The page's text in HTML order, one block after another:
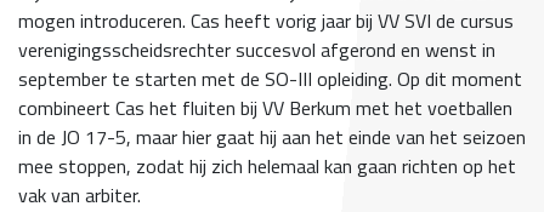
mogen introduceren. Cas heeft vorig jaar bij VV SVI de cursus
verenigingsscheidsrechter succesvol afgerond en wenst in
september te starten met de SO-III opleiding. Op dit moment
combineert Cas het fluiten bij VV Berkum met het voetballen
in de JO 17-5, maar hier gaat hij aan het einde van het seizoen
mee stoppen, zodat hij zich helemaal kan gaan richten op het
vak van arbiter.